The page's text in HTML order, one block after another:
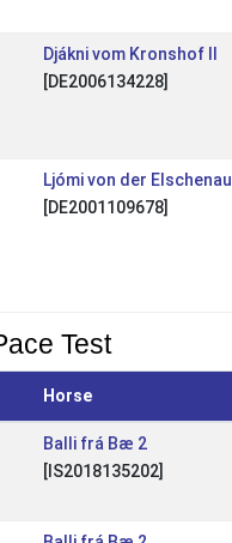
Djákni vom Kronshof II
[DE2006134228]
Ljómi von der Elschenau
[DE2001109678]
Test
Horse
Balli frá Bæ 2
[IS2018135202]